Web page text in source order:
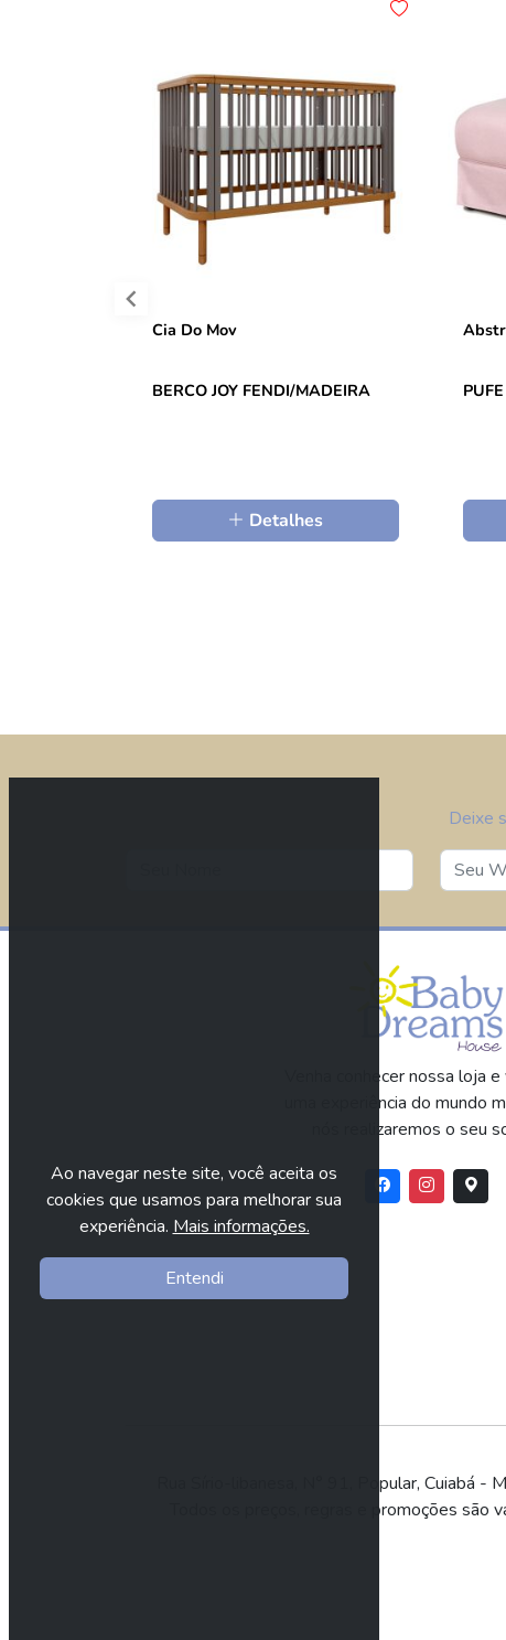
Cia Do Mov
BERCO JOY FENDI/MADEIRA
Detalhes
Deixe
Venha conhecer nossa loja
uma experiência do mundo
nós realizaremos o seu
Rua Sírio-libanesa, N° 91, Popular,
Todos os preços, regras e promoções
Ao navegar neste site, você aceita os
cookies que usamos para melhorar sua
experiência. Mais informações.
Entendi